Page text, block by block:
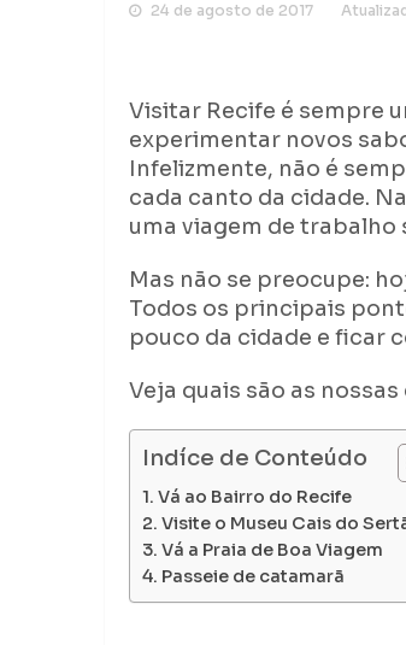
24 de agosto de 2017
Visitar Recife é sempre
experimentar novos
Infelizmente, não é
cada canto da cidade.
uma viagem de trabalho
Mas não se preocupe:
Todos os principais
pouco da cidade e ficar
Veja quais são as nossas
Indíce de Conteúdo
Vá ao Bairro do Recife
Visite o Museu Cais do
Vá a Praia de Boa Viagem
Passeie de catamarã